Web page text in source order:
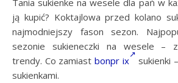
Tania sukienke na wesele dla pań w
ją kupić? Koktajlowa przed kolano
najmodniejszy fason sezon.
sezonie sukieneczki na wesele –
trendy. Co zamiast bonpr ix
sukienki
sukienkami.